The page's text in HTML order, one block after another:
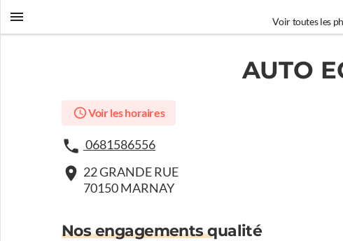
Voir toutes les
AUTO
Voir les horaires
0681586556
22 GRANDE RUE
70150 MARNAY
Nos engagements qualité